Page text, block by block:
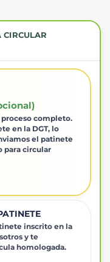
CIRCULAR
proceso completo.
en la DGT, lo
el patinete
para circular
inscrito en la
y te
homologada.